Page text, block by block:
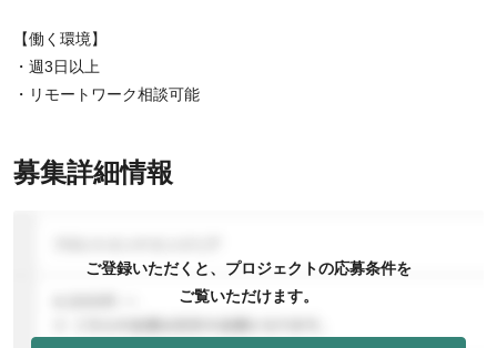
【働く環境】
・週3日以上
・リモートワーク相談可能
募集詳細情報
ご登録いただくと、プロジェクトの応募条件を
ご覧いただけます。